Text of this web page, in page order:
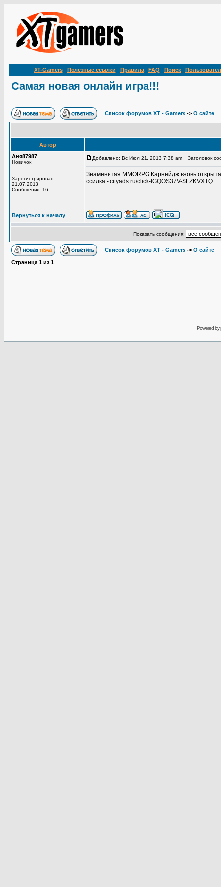
XT-Gamers Полезные ссылки Правила FAQ Поиск
Самая новая онлайн игра!!!
Список форумов XT - Gamers -> О сайте
Автор
Аня87987
Новичок
Зарегистрирован:
21.07.2013
Сообщения: 16
Добавлено: Вс Июл 21, 2013 7:38 am Заголовок
Знаменитая MMORPG Карнейдж вновь
ссилка - cityads.ru/click-IGQOS37V-SLZKVXTQ
Вернуться к началу
Показать сообщения:
Список форумов XT - Gamers -> О сайте
Страница 1 из 1
Powered by